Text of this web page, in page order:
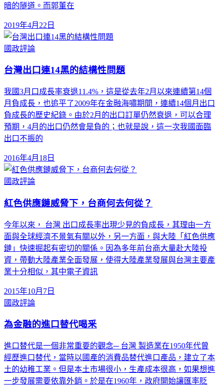
暗的隧道。而郭董在
2019年4月22日
國政評論
台灣出口連14黑的結構性問題
我國3月口成長率衰退11.4%，這是從去年2月以來連續第14個
月負成長，也追平了2009年在金融海嘯期間，連續14個月出口
負成長的歷史紀錄。由於2月的出口訂單仍然衰退，可以合理
預期，4月的出口仍然會是負的；也就是說，這一次我國面臨
出口不振的
2016年4月18日
國政評論
紅色供應鏈威脅下，台商何去何從？
今年以來， 台灣 出口成長率出現少見的負成長，其理由一方
面與全球經濟不景氣有關以外，另一方面，與大陸「紅色供應
鏈」快速掘起有密切的關係。因為多年前台商大量赴大陸投
資，帶動大陸產業全面發展，使得大陸產業發展與台灣主要產
業十分相似，其中電子資訊
2015年10月7日
國政評論
為金融的進口替代喝釆
進口替代是一個非常重要的觀念─ 台灣 製造業在1950年代曾
經歷進口替代，當時以國產的消費品替代進口產品，建立了本
土的幼稚工業。但是本土市場很小，生產成本很高，如果想進
一步發展需要依靠外銷。於是在1960年，政府開始讓匯率貶